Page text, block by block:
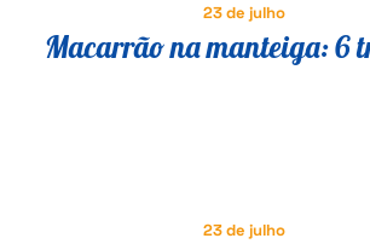
23 de julho
Macarrão na manteiga: 6
23 de julho